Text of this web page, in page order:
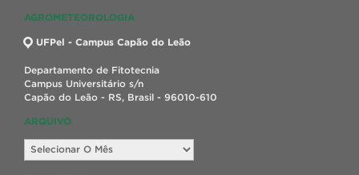
AGROMETEOROLOGIA
UFPel - Campus Capão do Leão
Departamento de Fitotecnia
Campus Universitário s/n
Capão do Leão - RS, Brasil - 96010-610
ARQUIVO
Arquivo